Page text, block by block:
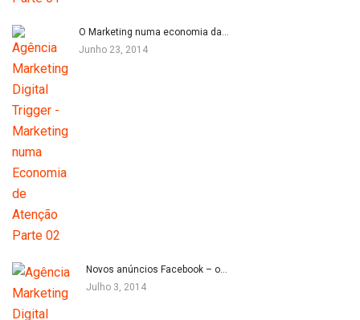
O Marketing numa economia da…
Junho 23, 2014
Novos anúncios Facebook – o…
Julho 3, 2014